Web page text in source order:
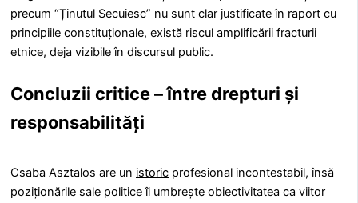
precum “Ținutul Secuiesc” nu sunt clar justificate în raport cu
principiile constituționale, există riscul amplificării fracturii
etnice, deja vizibile în discursul public.
Concluzii critice – între drepturi și
responsabilități
Csaba Asztalos are un istoric profesional incontestabil, însă
poziționările sale politice îi umbrește obiectivitatea ca viitor